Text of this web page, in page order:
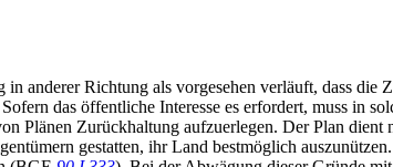
anderer Richtung als vorgesehen verläuft, dass die
das öffentliche Interesse es erfordert, muss in
Plänen Zurückhaltung aufzuerlegen. Der Plan dient
gestatten, ihr Land bestmöglich